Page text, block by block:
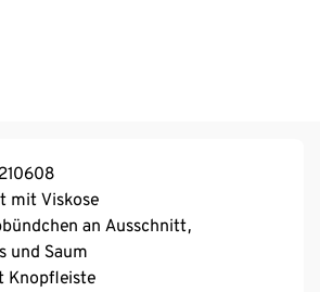
mit Viskose
an Ausschnitt,
und Saum
Knopfleiste